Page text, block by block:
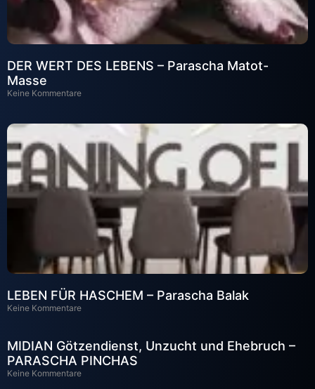
DER WERT DES LEBENS – Parascha Matot-
Masse
Keine Kommentare
LEBEN FÜR HASCHEM – Parascha Balak
Keine Kommentare
MIDIAN Götzendienst, Unzucht und Ehebruch –
PARASCHA PINCHAS
Keine Kommentare